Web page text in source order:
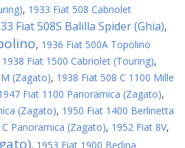
, 1933 Fiat 508 Cabriolet
Fiat 508S Balilla Spider (Ghia),
, 1936 Fiat 500A Topolino
1938 Fiat 1500 Cabriolet (Touring),
(Zagato), 1938 Fiat 508 C 1100 Mille
Fiat 1100 Panoramica (Zagato),
(Zagato), 1950 Fiat 1400 Berlinetta
Panoramica (Zagato), 1952 Fiat 8V,
, 1953 Fiat 1900 Berlina